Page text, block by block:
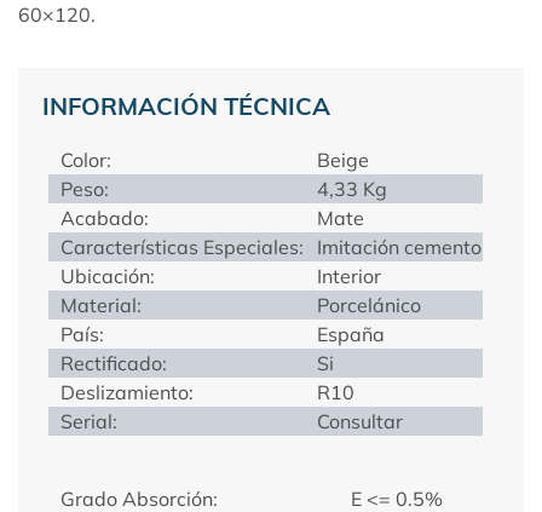
60×120.
INFORMACIÓN TÉCNICA
Color:
Beige
Peso:
4,33 Kg
Acabado:
Mate
Características Especiales:
Imitación cemento
Ubicación:
Interior
Material:
Porcelánico
País:
España
Rectificado:
Si
Deslizamiento:
R10
Serial:
Consultar
Grado Absorción:
E <= 0.5%